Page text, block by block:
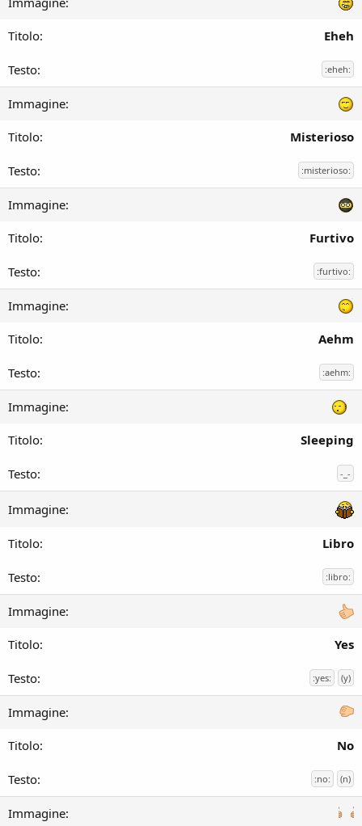
Eheh
:eheh:
Misterioso
:misterioso:
Furtivo
:furtivo:
Aehm
:aehm:
Sleeping
-_-
Libro
:libro:
Yes
:yes: (y)
No
:no: (n)